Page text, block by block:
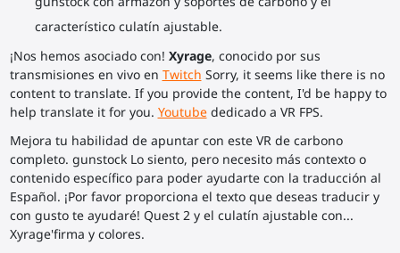
característico culatín ajustable.
¡Nos hemos asociado con! Xyrage, conocido por sus
transmisiones en vivo en Twitch Sorry, it seems like there is no
content to translate. If you provide the content, I'd be happy to
help translate it for you. Youtubededicado a VR FPS.
Mejora tu habilidad de apuntar con este VR de carbono
completo. gunstock Lo siento, pero necesito más contexto o
contenido específico para poder ayudarte con la traducción al
Español. ¡Por favor proporciona el texto que deseas traducir y
con gusto te ayudaré! Quest 2 y el culatín ajustable con...
Xyrage'firma y colores.